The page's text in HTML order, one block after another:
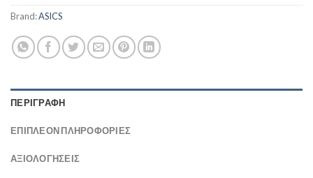
Brand:ASICS
ΠΕΡΙΓΡΑΦΉ
ΕΠΙΠΛΈΟΝ ΠΛΗΡΟΦΟΡΊΕΣ
ΑΞΙΟΛΟΓΗΣΕΙΣ